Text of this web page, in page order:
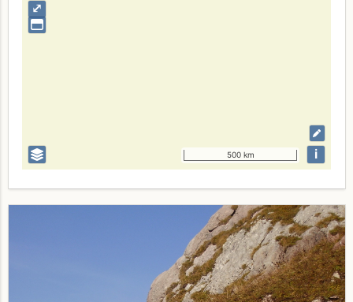
⤢
500 km i